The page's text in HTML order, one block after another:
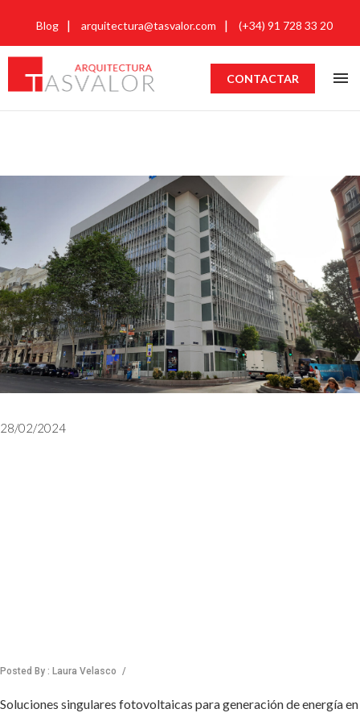
Blog arquitectura@tasvalor.com (+34) 91 728 33 20
CONTACTAR
28/02/2024
Posted By : Laura Velasco /
Soluciones singulares fotovoltaicas para generación de energía en